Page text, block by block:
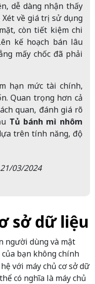
dễ dàng nhận thấy
về giá trị sử dụng
còn tiết kiệm chi
kế hoạch bán lâu
mấy chốc đã phải
hạn mức tài chính,
Quan trọng hơn cả
quan, đánh giá rõ
Tủ bánh mì nhôm
trên tính năng, độ
03/2024
sở dữ liệu
người dùng và mật
của bạn không chính
với máy chủ cơ sở dữ
có nghĩa là máy chủ